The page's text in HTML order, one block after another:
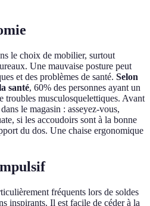
le choix de mobilier, surtout
Une mauvaise posture peut
et des problèmes de santé. Selon
santé, 60% des personnes ayant un
troubles musculosquelettiques. Avant
le magasin : asseyez-vous,
si les accoudoirs sont à la bonne
du dos. Une chaise ergonomique
fréquents lors de soldes
inspirants. Il est facile de céder à la